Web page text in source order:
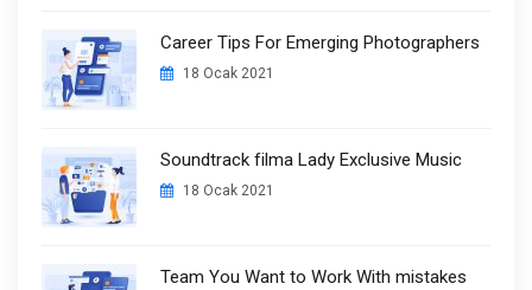
Career Tips For Emerging Photographers
18 Ocak 2021
Soundtrack filma Lady Exclusive Music
18 Ocak 2021
Team You Want to Work With mistakes